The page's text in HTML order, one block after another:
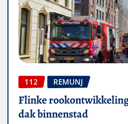
112 REMUNJ
Flinke
dak binnenstad